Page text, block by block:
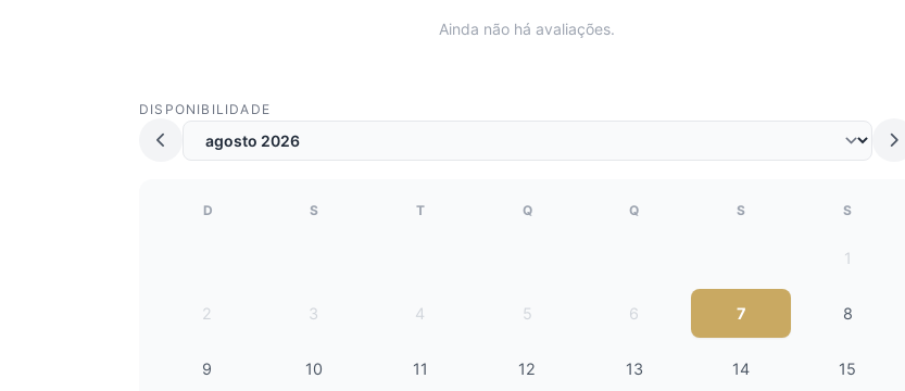
Ainda não há avaliações.
DISPONIBILIDADE
D S T Q Q S S
1
2 3 4 5 6 7 8
9 10 11 12 13 14 15